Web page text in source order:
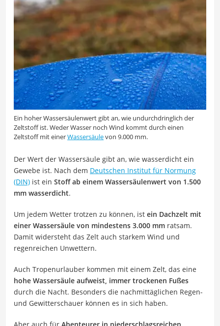
Ein hoher Wassersäulenwert gibt an, wie undurchdringlich der
Zeltstoff ist. Weder Wasser noch Wind kommt durch einen
Zeltstoff mit einerWassersäulevon 9.000 mm.
Der Wert der Wassersäule gibt an, wie wasserdicht ein
Gewebe ist. Nach dem Deutschen Institut für Normung
(DIN) ist ein Stoff ab einem Wassersäulenwert von 1.500
mm wasserdicht.
Um jedem Wetter trotzen zu können, ist ein Dachzelt mit
einer Wassersäule von mindestens 3.000 mm ratsam.
Damit widersteht das Zelt auch starkem Wind und
regenreichen Unwettern.
Auch Tropenurlauber kommen mit einem Zelt, das eine
hohe Wassersäule aufweist, immer trockenen Fußes
durch die Nacht. Besonders die nachmittäglichen Regen-
und Gewitterschauer können es in sich haben.